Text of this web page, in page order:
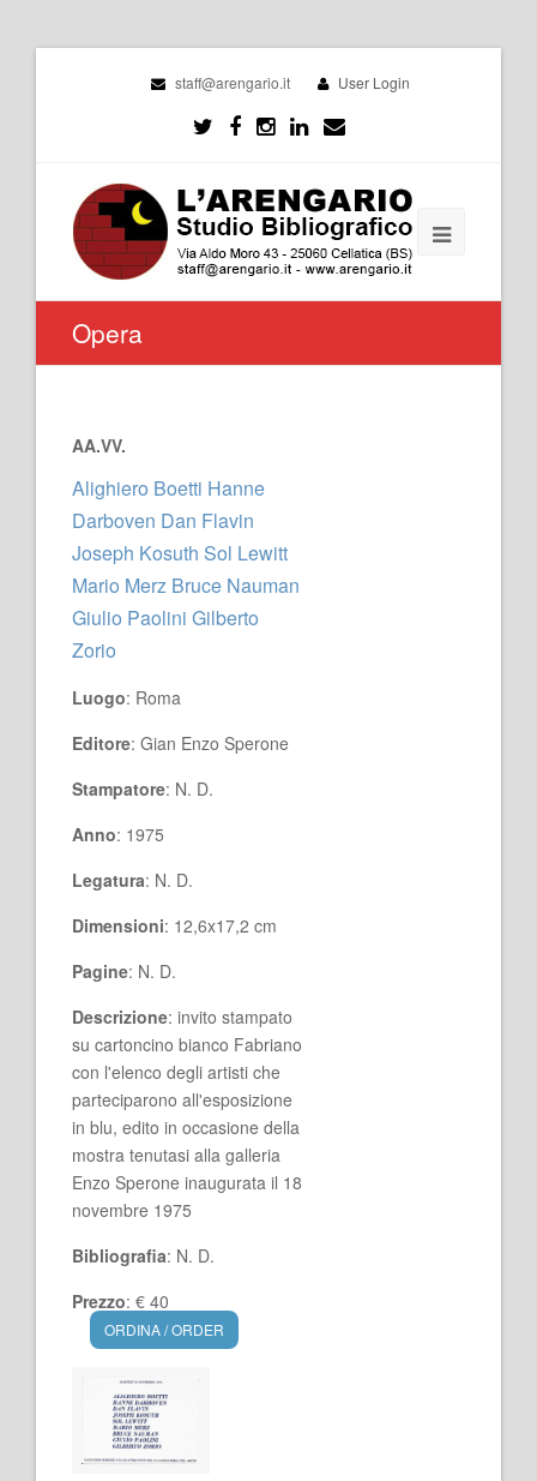
staff@arengario.it User Login
Opera
AA.VV.
Alighiero Boetti Hanne
Darboven Dan Flavin
Joseph Kosuth Sol Lewitt
Mario Merz Bruce Nauman
Giulio Paolini Gilberto
Zorio
Luogo: Roma
Editore: Gian Enzo Sperone
Stampatore: N. D.
Anno: 1975
Legatura: N. D.
Dimensioni: 12,6x17,2 cm
Pagine: N. D.
Descrizione: invito stampato
su cartoncino bianco Fabriano
con l'elenco degli artisti che
parteciparono all'esposizione
in blu, edito in occasione della
mostra tenutasi alla galleria
Enzo Sperone inaugurata il 18
novembre 1975
Bibliografia: N. D.
Prezzo: € 40
ORDINA / ORDER